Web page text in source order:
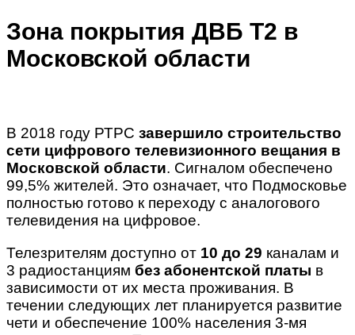
Зона покрытия ДВБ Т2 в
Московской области
В 2018 году РТРС завершило строительство
сети цифрового телевизионного вещания в
Московской области. Сигналом обеспечено
99,5% жителей. Это означает, что Подмосковье
полностью готово к переходу с аналогового
телевидения на цифровое.
Телезрителям доступно от 10 до 29 каналам и
3 радиостанциям без абонентской платы в
зависимости от их места проживания. В
течении следующих лет планируется развитие
чети и обеспечение 100% населения 3-мя